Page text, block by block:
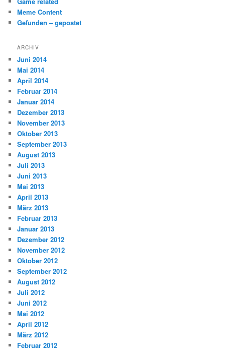
Meme Content
Gefunden – gepostet
ARCHIV
Juni 2014
Mai 2014
April 2014
Februar 2014
Januar 2014
Dezember 2013
November 2013
Oktober 2013
September 2013
August 2013
Juli 2013
Juni 2013
Mai 2013
April 2013
März 2013
Februar 2013
Januar 2013
Dezember 2012
November 2012
Oktober 2012
September 2012
August 2012
Juli 2012
Juni 2012
Mai 2012
April 2012
März 2012
Februar 2012